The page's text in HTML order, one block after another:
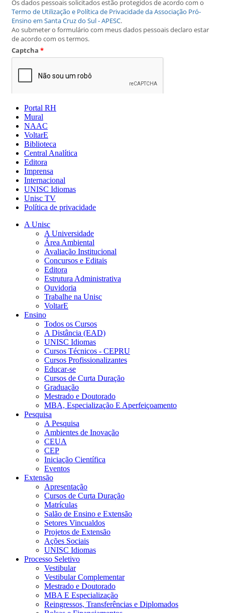
Portal RH
Mural
NAAC
VoltarE
Biblioteca
Central Analítica
Editora
Imprensa
Internacional
UNISC Idiomas
Unisc TV
Política de privacidade
A Unisc
A Universidade
Área Ambiental
Avaliação Institucional
Concursos e Editais
Editora
Estrutura Administrativa
Ouvidoria
Trabalhe na Unisc
VoltarE
Ensino
Todos os Cursos
A Distância (EAD)
UNISC Idiomas
Cursos Técnicos - CEPRU
Cursos Profissionalizantes
Educar-se
Cursos de Curta Duração
Graduação
Mestrado e Doutorado
MBA, Especialização E Aperfeiçoamento
Pesquisa
A Pesquisa
Ambientes de Inovação
CEUA
CEP
Iniciação Científica
Eventos
Extensão
Apresentação
Cursos de Curta Duração
Matrículas
Salão de Ensino e Extensão
Setores Vincualdos
Projetos de Extensão
Ações Sociais
UNISC Idiomas
Processo Seletivo
Vestibular
Vestibular Complementar
Mestrado e Doutorado
MBA E Especialização
Reingressos, Transferências e Diplomados